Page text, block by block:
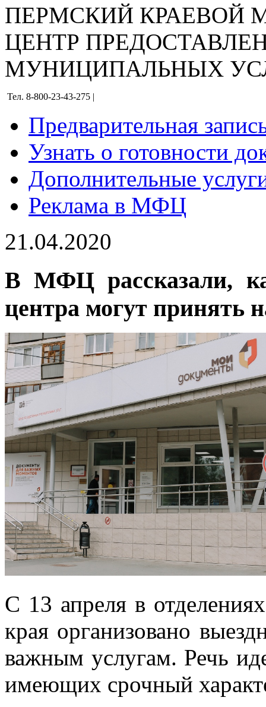
ПЕРМСКИЙ КРАЕВОЙ
ЦЕНТР
МУНИЦИПАЛЬНЫХ
Тел. 8-800-23-43-275 |
Предварительная
Узнать о готовности
Дополнительные
Реклама в МФЦ
21.04.2020
В МФЦ рассказали,
центра могут принять
С 13 апреля в
края организовано
важным услугам. Речь
имеющих срочный